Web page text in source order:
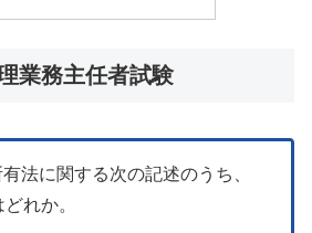
業務主任者試験
有法に関する次の記述のうち、
れか。